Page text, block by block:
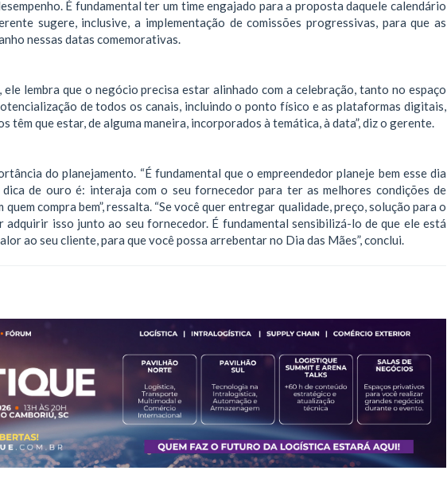
É fundamental ter um time engajado para a proposta daquele calendário
sugere, inclusive, a implementação de comissões progressivas, para que as
nessas datas comemorativas.
ele lembra que o negócio precisa estar alinhado com a celebração, tanto no espaço
de todos os canais, incluindo o ponto físico e as plataformas digitais,
têm que estar, de alguma maneira, incorporados à temática, à data”, diz o gerente.
do planejamento. “É fundamental que o empreendedor planeje bem esse dia
de ouro é: interaja com o seu fornecedor para ter as melhores condições de
quem compra bem”, ressalta. “Se você quer entregar qualidade, preço, solução para o
adquirir isso junto ao seu fornecedor. É fundamental sensibilizá-lo de que ele está
ao seu cliente, para que você possa arrebentar no Dia das Mães”, conclui.